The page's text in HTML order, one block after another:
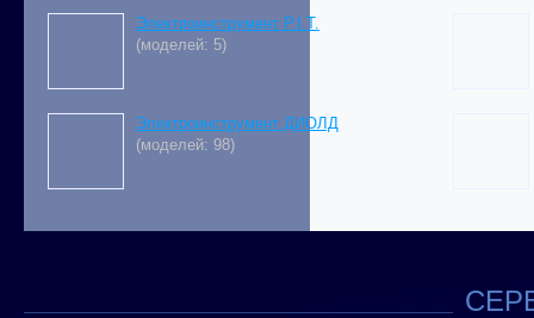
Электроинструмент P.I.T.
(моделей: 5)
Электроинструмент ДИОЛД
(моделей: 98)